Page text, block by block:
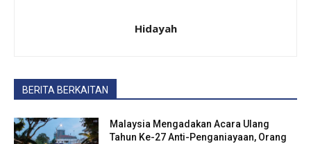
Hidayah
BERITA BERKAITAN
Malaysia Mengadakan Acara Ulang
Tahun Ke-27 Anti-Penganiayaan, Orang